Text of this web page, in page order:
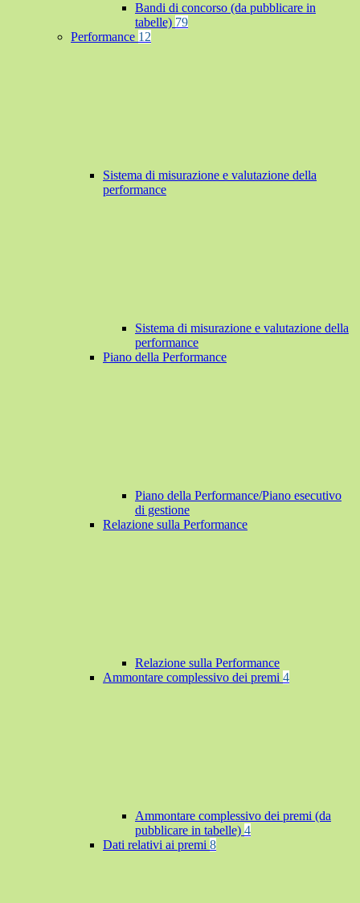
Bandi di concorso (da pubblicare in
tabelle) 79
Performance 12
Sistema di misurazione e valutazione della
performance
Sistema di misurazione e valutazione della
performance
Piano della Performance
Piano della Performance/Piano esecutivo
di gestione
Relazione sulla Performance
Relazione sulla Performance
Ammontare complessivo dei premi 4
Ammontare complessivo dei premi (da
pubblicare in tabelle) 4
Dati relativi ai premi 8